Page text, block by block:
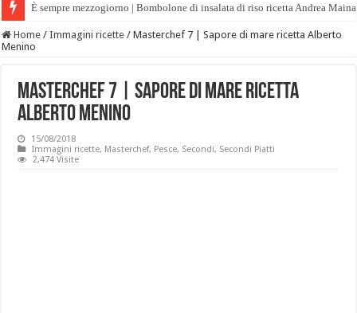
È sempre mezzogiorno | Bombolone di insalata di riso ricetta Andrea
Home / Immagini ricette / Masterchef 7 | Sapore di mare ricetta Alberto
Menino
Masterchef 7 | Sapore di mare ricetta
Alberto Menino
15/08/2018
Immagini ricette, Masterchef, Pesce, Secondi, Secondi Piatti
2,474 Visite